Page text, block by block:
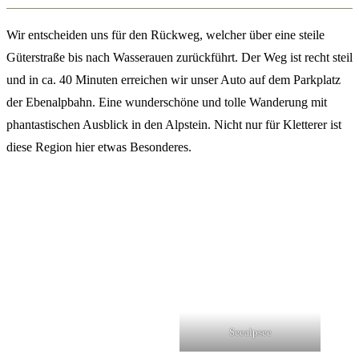
Wir entscheiden uns für den Rückweg, welcher über eine steile
Güterstraße bis nach Wasserauen zurückführt. Der Weg ist recht steil
und in ca. 40 Minuten erreichen wir unser Auto auf dem Parkplatz
der Ebenalpbahn. Eine wunderschöne und tolle Wanderung mit
phantastischen Ausblick in den Alpstein. Nicht nur für Kletterer ist
diese Region hier etwas Besonderes.
Seealpsee